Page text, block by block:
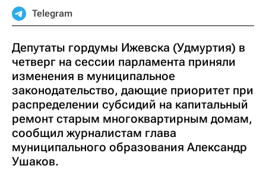
Telegram
Депутаты гордумы Ижевска (Удмуртия) в
четверг на сессии парламента приняли
изменения в муниципальное
законодательство, дающие приоритет при
распределении субсидий на капитальный
ремонт старым многоквартирным домам,
сообщил журналистам глава
муниципального образования Александр
Ушаков.